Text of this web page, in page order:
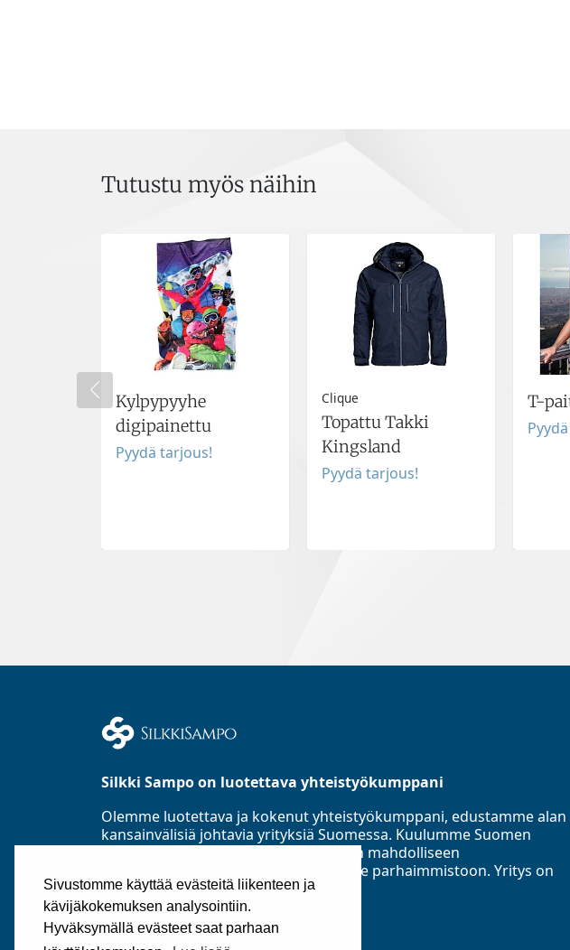
Sivustomme käyttää evästeitä liikenteen ja
kävijäkokemuksen analysointiin.
Hyväksymällä evästeet saat parhaan
Tutustu myös näihin
Kylpypyyhe
digipainettu
Pyydä tarjous!
Clique
Topattu Takki
Kingsland
Pyydä tarjous!
T-
Silkki Sampo on luotettava yhteistyökumppani
Olemme luotettava ja kokenut yhteistyökumppani, edustamme alan
kansainvälisiä johtavia yrityksiä Suomessa. Kuulumme Suomen
Asiakastieto Oy:n mukaan parhaaseen mahdolliseen
luottoluokitusryhmään ja toimialamme parhaimmistoon. Yritys on
perustettu 1985.
©2025Silkki Sampo Oy